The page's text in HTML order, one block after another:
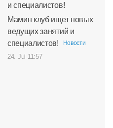
Мамин клуб ищет новых
ведущих занятий и
специалистов!
Новости
24. Jul 11:57